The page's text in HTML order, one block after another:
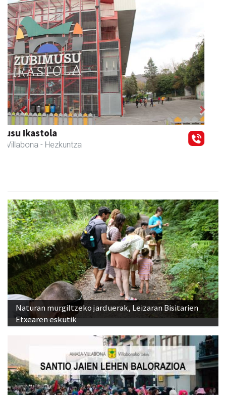
Iraola aholkularitza
Amasa-Villabona - Abokatuak
Previous Next
Naturan murgiltzeko jarduerak, Leizaran Bisitarien
Etxearen eskutik